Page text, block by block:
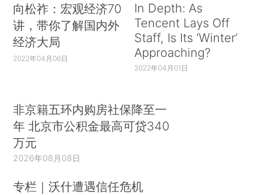
向松祚：宏观经济70
讲，带你了解国内外
经济大局
2022年04月06日
In Depth: As
Tencent Lays Off
Staff, Is Its ‘Winter’
Approaching?
2022年04月01日
非京籍五环内购房社保降至一
年 北京市公积金最高可贷340
万元
2026年08月08日
专栏｜沃什遭遇信任危机